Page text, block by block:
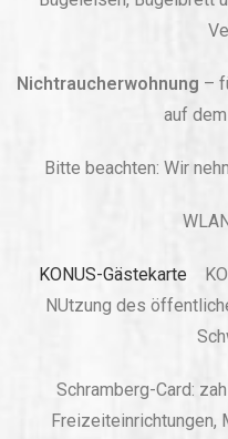
Nichtraucherwohnung –
auf
Bitte beachten: Wir
KONUS-Gästekarte
NUtzung des
Schramberg-Card:
Freizeiteinrichtungen,